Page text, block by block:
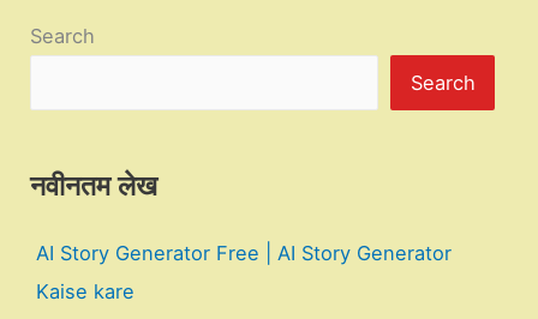
Search
Search
नवीनतम लेख
AI Story Generator Free | AI Story Generator
Kaise kare